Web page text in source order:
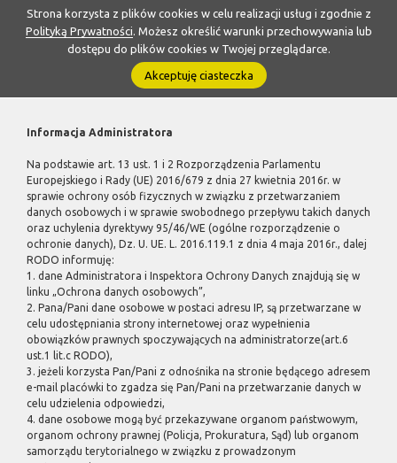
Strona korzysta z plików cookies w celu realizacji usług i zgodnie z
Polityką Prywatności. Możesz określić warunki przechowywania lub
dostępu do plików cookies w Twojej przeglądarce.
Akceptuję ciasteczka
Informacja Administratora
Na podstawie art. 13 ust. 1 i 2 Rozporządzenia Parlamentu
Europejskiego i Rady (UE) 2016/679 z dnia 27 kwietnia 2016r. w
sprawie ochrony osób fizycznych w związku z przetwarzaniem
danych osobowych i w sprawie swobodnego przepływu takich danych
oraz uchylenia dyrektywy 95/46/WE (ogólne rozporządzenie o
ochronie danych), Dz. U. UE. L. 2016.119.1 z dnia 4 maja 2016r., dalej
RODO informuję:
1. dane Administratora i Inspektora Ochrony Danych znajdują się w
linku „Ochrona danych osobowych”,
2. Pana/Pani dane osobowe w postaci adresu IP, są przetwarzane w
celu udostępniania strony internetowej oraz wypełnienia
obowiązków prawnych spoczywających na administratorze(art.6
ust.1 lit.c RODO),
3. jeżeli korzysta Pan/Pani z odnośnika na stronie będącego adresem
e-mail placówki to zgadza się Pan/Pani na przetwarzanie danych w
celu udzielenia odpowiedzi,
4. dane osobowe mogą być przekazywane organom państwowym,
organom ochrony prawnej (Policja, Prokuratura, Sąd) lub organom
samorządu terytorialnego w związku z prowadzonym